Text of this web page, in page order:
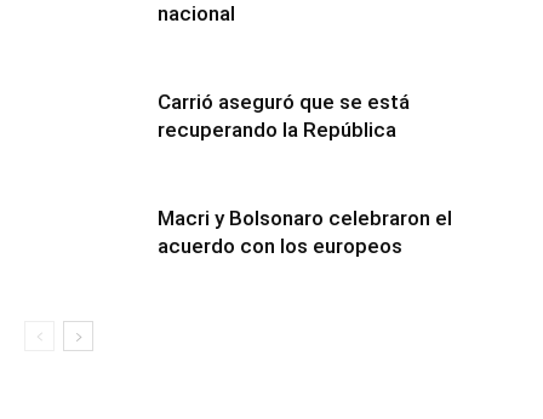
nacional
Carrió aseguró que se está
recuperando la República
Macri y Bolsonaro celebraron el
acuerdo con los europeos